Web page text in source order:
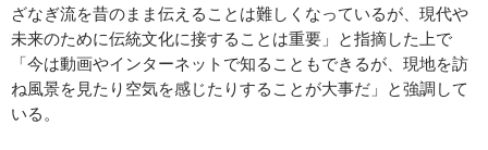
ざなぎ流を昔のまま伝えることは難しくなっているが、現代や
未来のために伝統文化に接することは重要」と指摘した上で
「今は動画やインターネットで知ることもできるが、現地を訪
ね風景を見たり空気を感じたりすることが大事だ」と強調して
いる。